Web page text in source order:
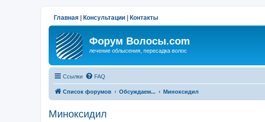
Главная Консультации Контакты
Форум Волосы.com
лечение облысения, пересадка волос
Ссылки FAQ
Список форумов Обсуждаем... Миноксидил
Миноксидил